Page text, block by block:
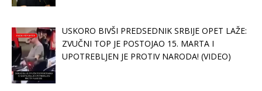
USKORO BIVŠI PREDSEDNIK SRBIJE OPET LAŽE:
ZVUČNI TOP JE POSTOJAO 15. MARTA I
UPOTREBLJEN JE PROTIV NARODA! (VIDEO)